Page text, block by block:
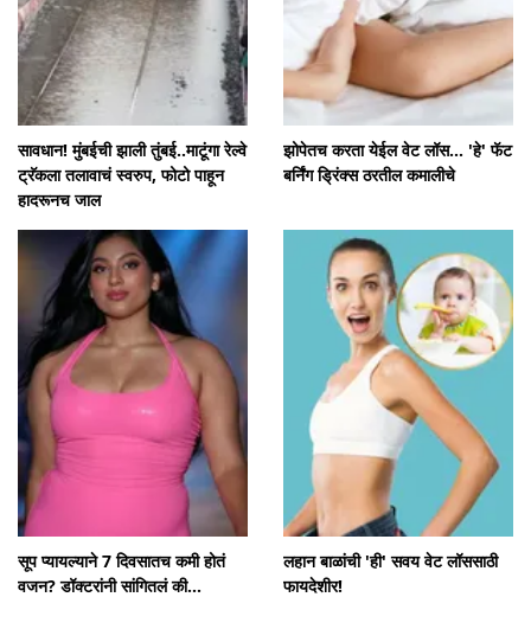
सावधान! मुंबईची झाली तुंबई..माटूंगा रेल्वे
ट्रॅकला तलावाचं स्वरुप, फोटो पाहून
हादरूनच जाल
झोपेतच करता येईल वेट लॉस... 'हे' फॅट
बर्निंग ड्रिंक्स ठरतील कमालीचे
सूप प्यायल्याने 7 दिवसातच कमी होतं
वजन? डॉक्टरांनी सांगितलं की...
लहान बाळांची 'ही' सवय वेट लॉससाठी
फायदेशीर!